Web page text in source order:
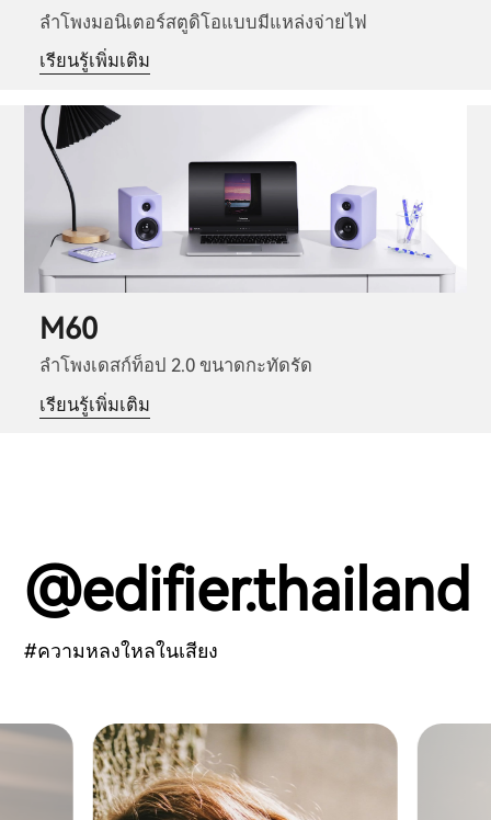
ลำโพงมอนิเตอร์สตูดิโอแบบมีแหล่งจ่ายไฟ
เรียนรู้เพิ่มเติม
M60
ลำโพงเดสก์ท็อป 2.0 ขนาดกะทัดรัด
เรียนรู้เพิ่มเติม
#ความหลงใหลในเสียง
@edifier.thailand